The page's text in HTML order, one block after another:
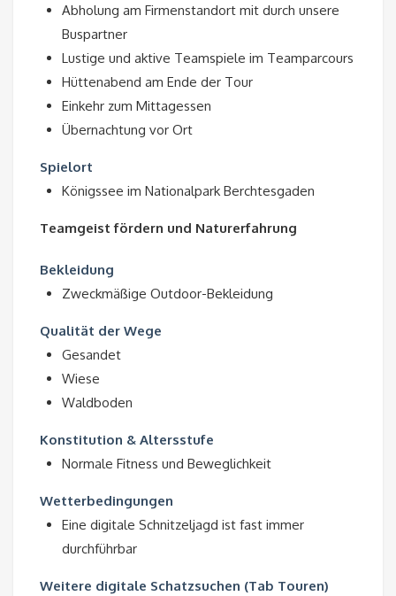
Abholung am Firmenstandort mit durch unsere
Buspartner
Lustige und aktive Teamspiele im Teamparcours
Hüttenabend am Ende der Tour
Einkehr zum Mittagessen
Übernachtung vor Ort
Spielort
Königssee im Nationalpark Berchtesgaden
Teamgeist fördern und Naturerfahrung
Bekleidung
Zweckmäßige Outdoor-Bekleidung
Qualität der Wege
Gesandet
Wiese
Waldboden
Konstitution & Altersstufe
Normale Fitness und Beweglichkeit
Wetterbedingungen
Eine digitale Schnitzeljagd ist fast immer
durchführbar
Weitere digitale Schatzsuchen (Tab Touren)